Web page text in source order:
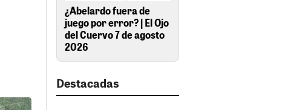
¿Abelardo fuera de
juego por error? | El Ojo
del Cuervo 7 de agosto
2026
Destacadas